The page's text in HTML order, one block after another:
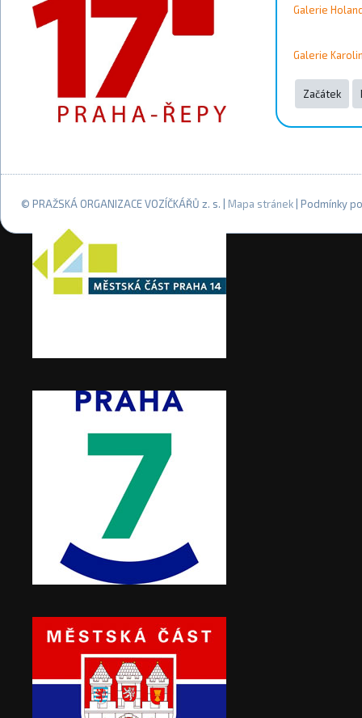
Galerie
Galerie
Začátek
© PRAŽSKÁ ORGANIZACE VOZÍČKÁŘŮ z. s. | Mapa stránek | Podmínky